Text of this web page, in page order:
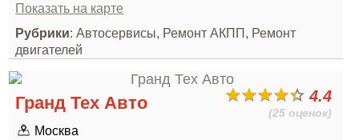
Показать на карте
Рубрики: Автосервисы, Ремонт АКПП, Ремонт
двигателей
4.4
(25 оценок)
Гранд Тех Авто
Москва